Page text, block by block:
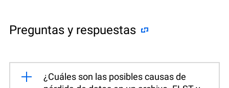
Preguntas y respuestas
¿Cuáles son las posibles causas de